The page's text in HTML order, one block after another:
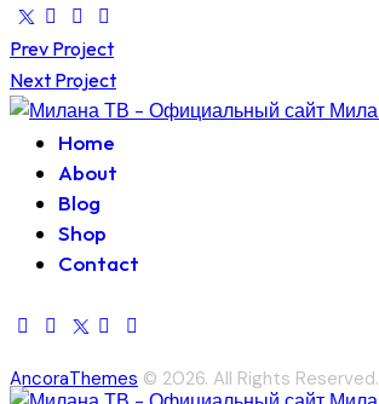
Навигация
по
записям
Prev Project
Next Project
Home
About
Blog
Shop
Contact
AncoraThemes © 2026. All Rights Reserved.